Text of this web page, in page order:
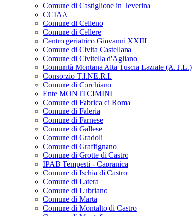
Comune di Castiglione in Teverina
CCIAA
Comune di Celleno
Comune di Cellere
Centro geriatrico Giovanni XXIII
Comune di Civita Castellana
Comune di Civitella d'Agliano
Comunità Montana Alta Tuscia Laziale (A.T.L.)
Consorzio T.I.NE.R.I.
Comune di Corchiano
Ente MONTI CIMINI
Comune di Fabrica di Roma
Comune di Faleria
Comune di Farnese
Comune di Gallese
Comune di Gradoli
Comune di Graffignano
Comune di Grotte di Castro
IPAB Tempesti - Capranica
Comune di Ischia di Castro
Comune di Latera
Comune di Lubriano
Comune di Marta
Comune di Montalto di Castro